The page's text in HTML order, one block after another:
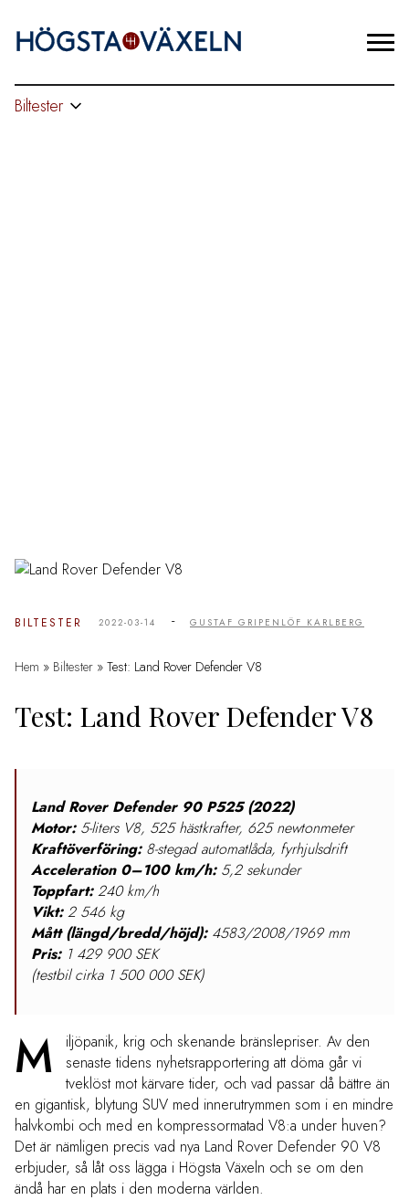
Biltester
BILTESTER 2022-03-14 - GUSTAF GRIPENLÖF KARLBERG
Hem » Biltester » Test: Land Rover Defender V8
Test: Land Rover Defender V8
Land Rover Defender 90 P525 (2022)
Motor: 5-liters V8, 525 hästkrafter, 625 newtonmeter
Kraftöverföring: 8-stegad automatlåda, fyrhjulsdrift
Acceleration 0–100 km/h: 5,2 sekunder
Toppfart:240 km/h
Vikt:2 546 kg
Mått (längd/bredd/höjd): 4583/2008/1969 mm
Pris: 1 429 900 SEK
(testbil cirka 1 500 000 SEK)
M
iljöpanik, krig och skenande bränslepriser. Av den
senaste tidens nyhetsrapportering att döma går vi
tveklöst mot kärvare tider, och vad passar då bättre än
en gigantisk, blytung SUV med innerutrymmen som i en mindre
halvkombi och med en kompressormatad V8:a under huven?
Det är nämligen precis vad nya Land Rover Defender 90 V8
erbjuder, så låt oss lägga i Högsta Växeln och se om den
ändå har en plats i den moderna världen.